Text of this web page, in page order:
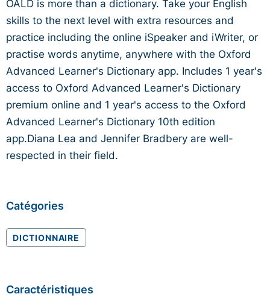
OALD is more than a dictionary. Take your English
skills to the next level with extra resources and
practice including the online iSpeaker and iWriter, or
practise words anytime, anywhere with the Oxford
Advanced Learner's Dictionary app. Includes 1 year's
access to Oxford Advanced Learner's Dictionary
premium online and 1 year's access to the Oxford
Advanced Learner's Dictionary 10th edition
app.Diana Lea and Jennifer Bradbery are well-
respected in their field.
Catégories
DICTIONNAIRE
Caractéristiques